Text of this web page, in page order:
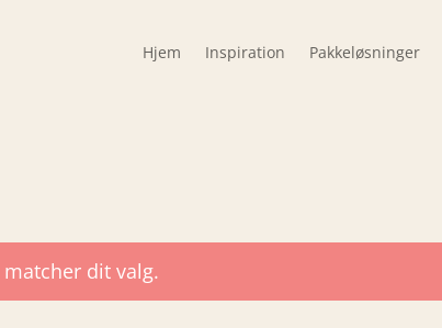
Hjem Inspiration Pakkeløsninger
dit valg.